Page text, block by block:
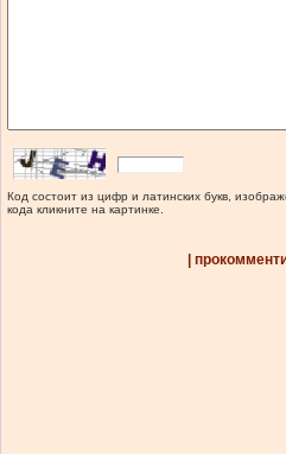
Код состоит из цифр и латинских букв,
кода кликните на картинке.
|